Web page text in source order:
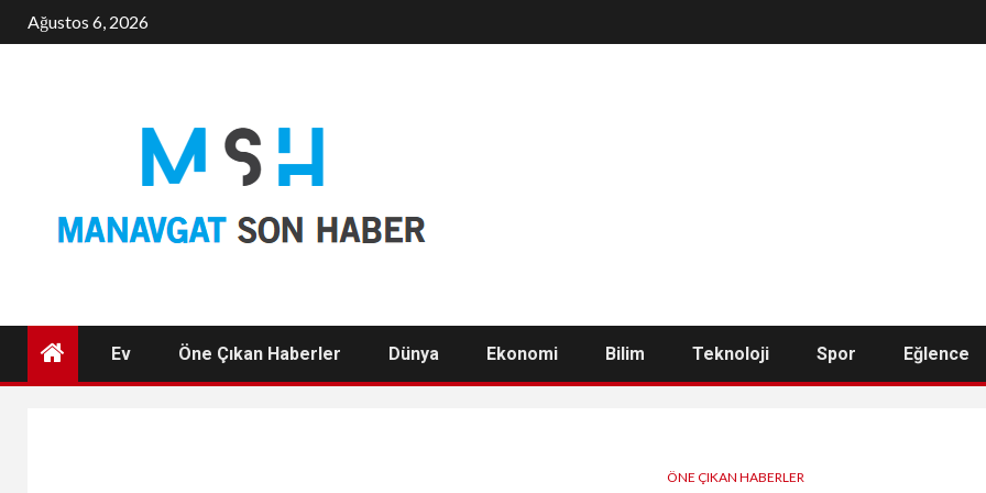
Ağustos 6, 2026
Ev Öne Çıkan Haberler Dünya Ekonomi Bilim Teknoloji Spor Eğlence
ÖNE ÇIKAN HABERLER